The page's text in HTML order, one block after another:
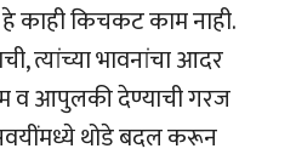
काही किचकट काम नाही.
त्यांच्या भावनांचा आदर
व आपुलकी देण्याची गरज
थोडे बदल करून